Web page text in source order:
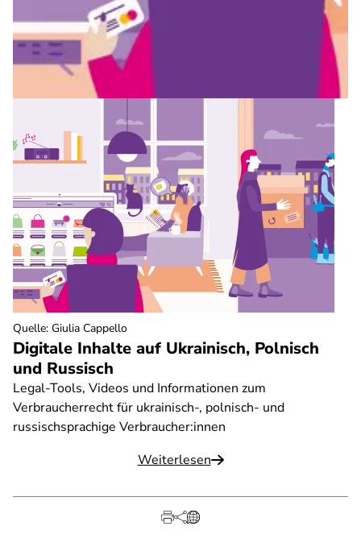
Digitale Inhalte auf Ukrainisch, Polnisch
und Russisch
Legal-Tools, Videos und Informationen zum
Verbraucherrecht für ukrainisch-, polnisch- und
russischsprachige Verbraucher:innen
Weiterlesen
Quelle: Giulia Cappello